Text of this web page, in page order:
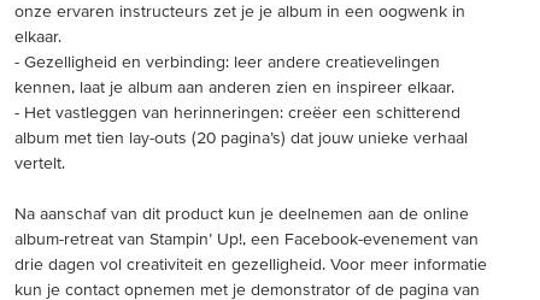
onze ervaren instructeurs zet je je album in een oogwenk in
elkaar.
- Gezelligheid en verbinding: leer andere creatievelingen
kennen, laat je album aan anderen zien en inspireer elkaar.
- Het vastleggen van herinneringen: creëer een schitterend
album met tien lay-outs (20 pagina’s) dat jouw unieke verhaal
vertelt.
Na aanschaf van dit product kun je deelnemen aan de online
album-retreat van Stampin’ Up!, een Facebook-evenement van
drie dagen vol creativiteit en gezelligheid. Voor meer informatie
kun je contact opnemen met je demonstrator of de pagina van